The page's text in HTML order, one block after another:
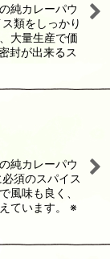
純カレーパウ
類をしっかり
大量生産で価
封が出来るス
純カレーパウ
須のスパイス
風味も良く、
ています。 ※